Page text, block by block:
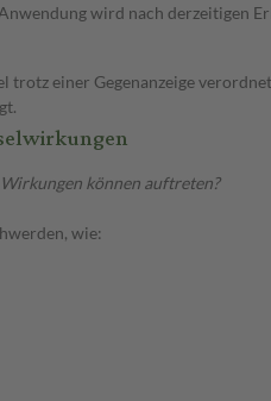
wird nach derzeitigen
trotz einer Gegenanzeige
können auftreten?
wie: